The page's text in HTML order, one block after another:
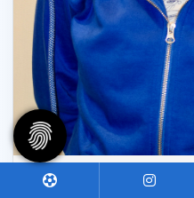
Sabine Grüneberg